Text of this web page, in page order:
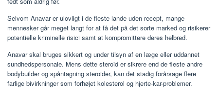
Selvom Anavar er ulovligt i de fleste lande uden recept, mange
mennesker går meget langt for at få det på det sorte marked og risikerer
potentielle kriminelle risici samt at kompromittere deres helbred.
Anavar skal bruges sikkert og under tilsyn af en læge eller uddannet
sundhedspersonale. Mens dette steroid er sikrere end de fleste andre
bodybuilder og spåntagning steroider, kan det stadig forårsage flere
farlige bivirkninger som forhøjet kolesterol og hjerte-kar-problemer.